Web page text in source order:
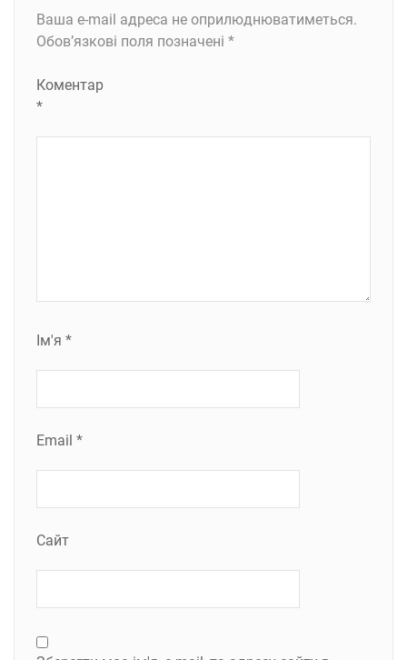
Ваша e-mail адреса не оприлюднюватиметься.
Обов’язкові поля позначені *
Коментар
*
Ім'я *
Email *
Сайт